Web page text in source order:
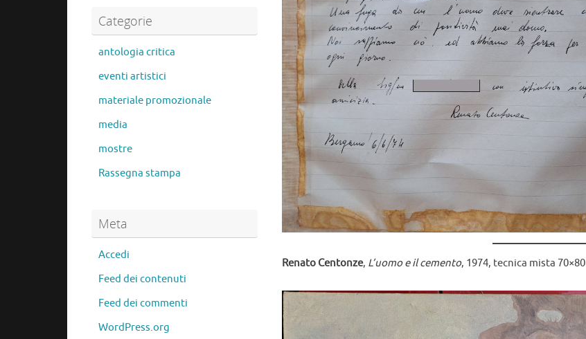
Renato Centonze, L’uomo e il cemento, 1974, tecnica mista 70×80
Categorie
antologia critica
eventi artistici
materiale promozionale
media
mostre
Rassegna stampa
Meta
Accedi
Feed dei contenuti
Feed dei commenti
WordPress.org